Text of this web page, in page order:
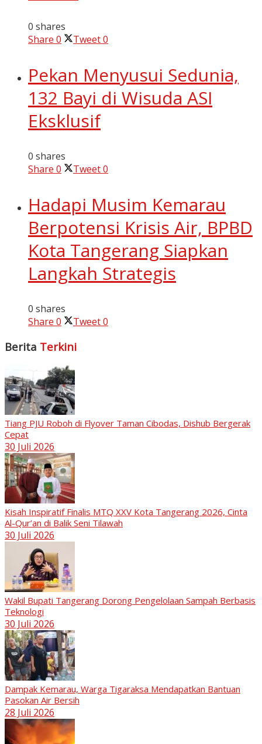
0 shares
Share 0 Tweet0
Pekan Menyusui Sedunia,
132 Bayi di Wisuda ASI
Eksklusif
0 shares
Share 0 Tweet0
Hadapi Musim Kemarau
Berpotensi Krisis Air, BPBD
Kota Tangerang Siapkan
Langkah Strategis
0 shares
Share 0 Tweet0
Berita Terkini
Tiang PJU Roboh di Flyover Taman Cibodas, Dishub Bergerak
Cepat
30 Juli 2026
Kisah Inspiratif Finalis MTQ XXV Kota Tangerang 2026, Cinta
Al-Qur’an di Balik Seni Tilawah
30 Juli 2026
Wakil Bupati Tangerang Dorong Pengelolaan Sampah Berbasis
Teknologi
30 Juli 2026
Dampak Kemarau, Warga Tigaraksa Mendapatkan Bantuan
Pasokan Air Bersih
28 Juli 2026